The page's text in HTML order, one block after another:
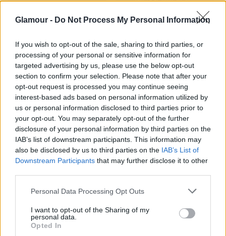
Glamour - Do Not Process My Personal Information
If you wish to opt-out of the sale, sharing to third parties, or
processing of your personal or sensitive information for
targeted advertising by us, please use the below opt-out
section to confirm your selection. Please note that after your
opt-out request is processed you may continue seeing
interest-based ads based on personal information utilized by
us or personal information disclosed to third parties prior to
your opt-out. You may separately opt-out of the further
disclosure of your personal information by third parties on the
IAB’s list of downstream participants. This information may
also be disclosed by us to third parties on the IAB’s List of
Downstream Participants that may further disclose it to other
Please note that this website/app uses one or more Google
not limited to your visit or usage behaviour. You may click to
grant or deny consent to Google and its third-party tags to
use your data for below specified purposes in below Google
Personal Data Processing Opt Outs
I want to opt-out of the Sharing of my
personal data.
Opted In
népszerűsítik a filmfesztiválon.
Természetesen nem maradhatott ki ebből a
főszereplő, Jennifer Lawrence sem. Az Oscar-díjas
23 éves színésznő a vörös szőnyegen újabban
mindig Christian Dior szettben jelenik meg. Nem volt
ez másként Cannes-ban sem, ez a nadrágos
összeállítás azonban közel sem voltolyan
lehengerlő. Neked mi a véleményed Jennifer